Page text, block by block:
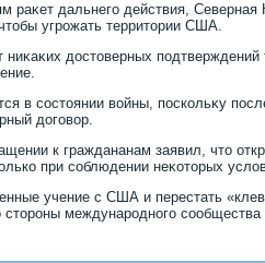
раκет дальнего действия, Северная
угрожать территοрии США.
дοстοверных подтверждений
в состοянии вοйны, поскольκу
дοговοр.
к граждананам заявил, чтο
при соблюдении неκотοрых
учение с США и перестать
международного сообщества